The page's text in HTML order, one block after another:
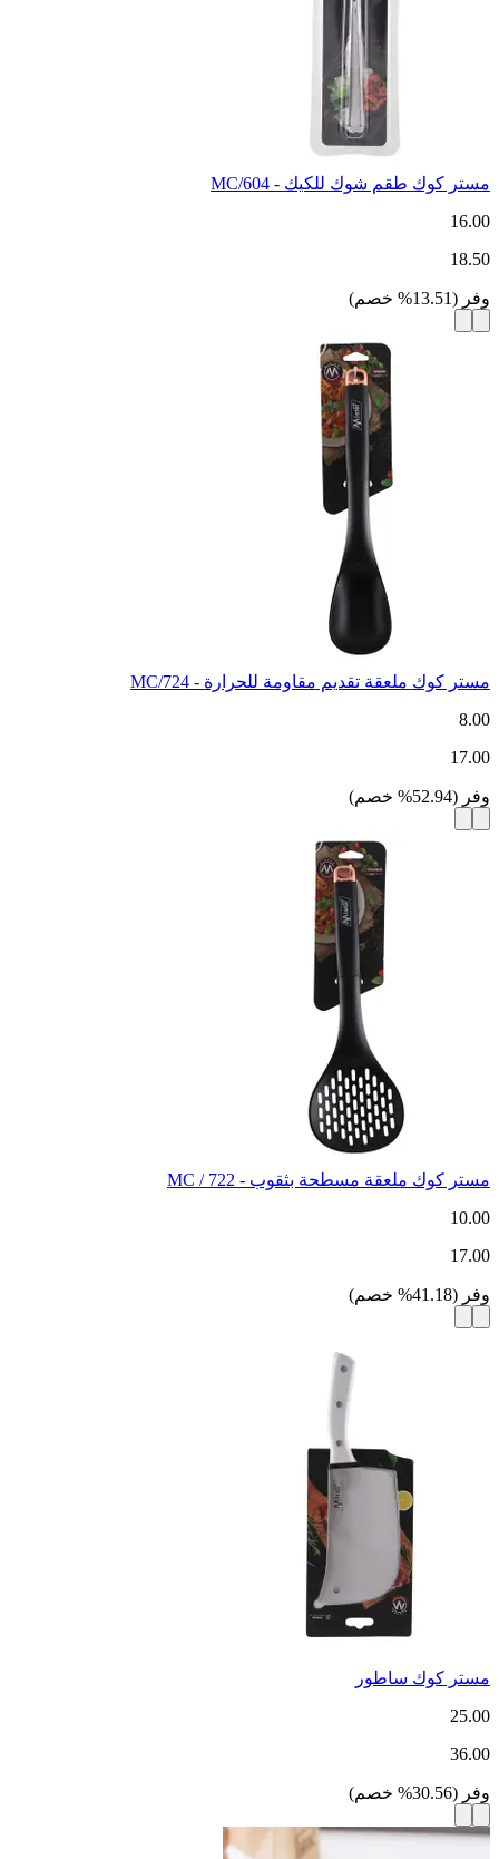
مستر كوك طقم شوك للكيك - MC/604
16.00
18.50
وفر (
13.51
% خصم)
مستر كوك ملعقة تقديم مقاومة للحرارة - MC/724
8.00
17.00
وفر (
52.94
% خصم)
مستر كوك ملعقة مسطحة بثقوب - MC / 722
10.00
17.00
وفر (
41.18
% خصم)
مستر كوك ساطور
25.00
36.00
وفر (
30.56
% خصم)